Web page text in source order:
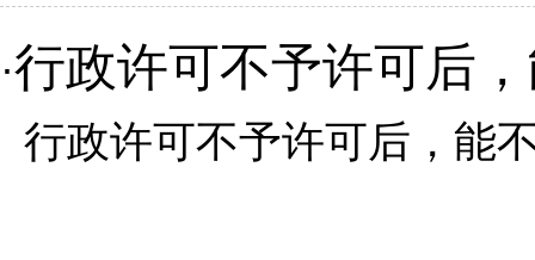
·行政许可不予许可后
行政许可不予许可后，能